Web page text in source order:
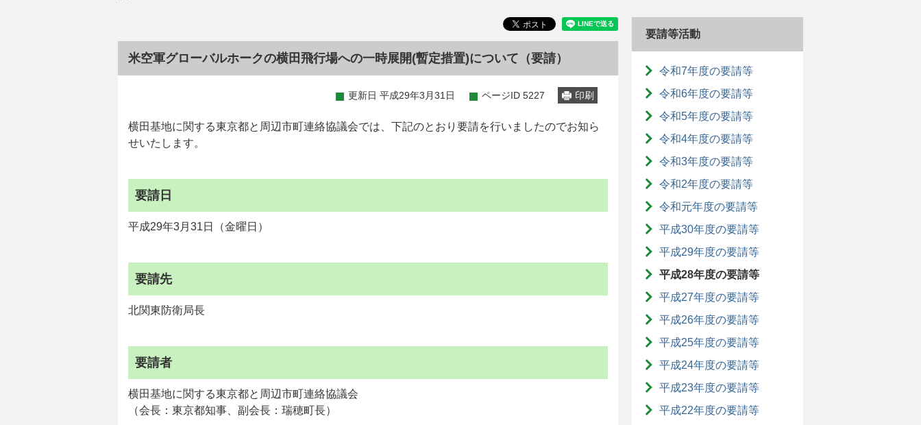
米空軍グローバルホークの横田飛行場への一時展開(暫定措置)について（要請）
更新日 平成29年3月31日 ページID 5227 印刷
横田基地に関する東京都と周辺市町連絡協議会では、下記のとおり要請を行いましたのでお知ら
せいたします。
要請日
平成29年3月31日（金曜日）
要請先
北関東防衛局長
要請者
横田基地に関する東京都と周辺市町連絡協議会
（会長：東京都知事、副会長：瑞穂町長）
要請等活動
令和7年度の要請等
令和6年度の要請等
令和5年度の要請等
令和4年度の要請等
令和3年度の要請等
令和2年度の要請等
令和元年度の要請等
平成30年度の要請等
平成29年度の要請等
平成28年度の要請等
平成27年度の要請等
平成26年度の要請等
平成25年度の要請等
平成24年度の要請等
平成23年度の要請等
平成22年度の要請等